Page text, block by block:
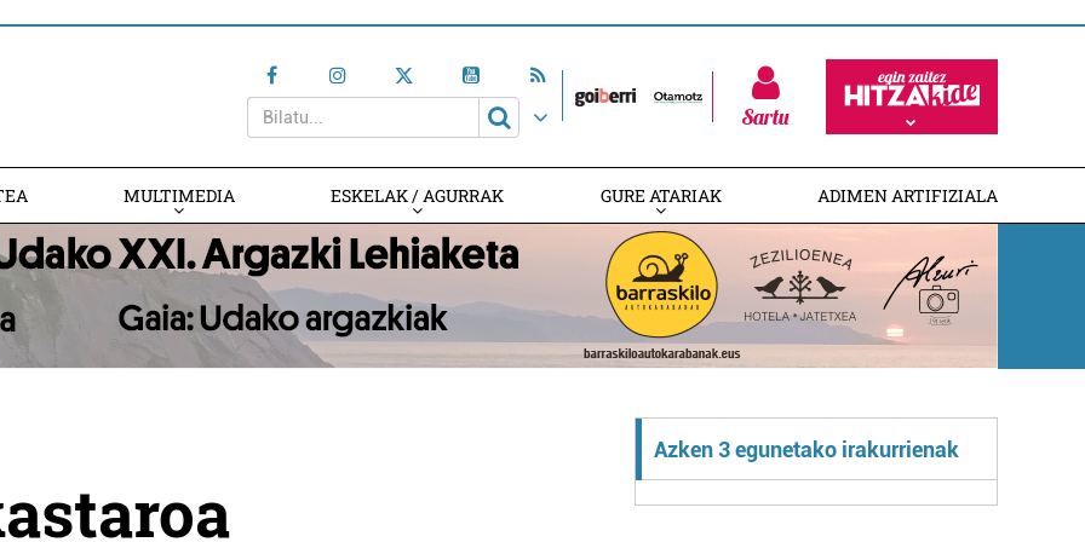
Sartu
MULTIMEDIA ESKELAK / AGURRAK GURE ATARIAK ADIMEN ARTIFIZIALA
Azken 3 egunetako irakurrienak